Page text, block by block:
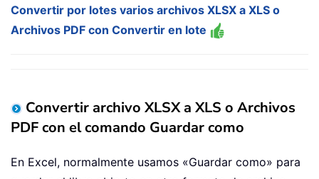
Convertir por lotes varios archivos XLSX a XLS o
Archivos PDF con Convertir en lote
Convertir archivo XLSX a XLS o Archivos
PDF con el comando Guardar como
En Excel, normalmente usamos «Guardar como» para